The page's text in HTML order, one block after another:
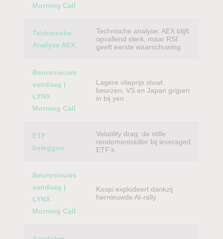
Morning Call
Technische
Analyse AEX
Technische analyse: AEX blijft
opvallend sterk, maar RSI
geeft eerste waarschuwing
Beursnieuws
vandaag |
LYNX
Morning Call
Lagere olieprijs stuwt
beurzen, VS en Japan grijpen
in bij yen
ETF
beleggen
Volatility drag: de stille
rendementskiller bij leveraged
ETF’s
Beursnieuws
vandaag |
LYNX
Morning Call
Kospi explodeert dankzij
hernieuwde AI-rally